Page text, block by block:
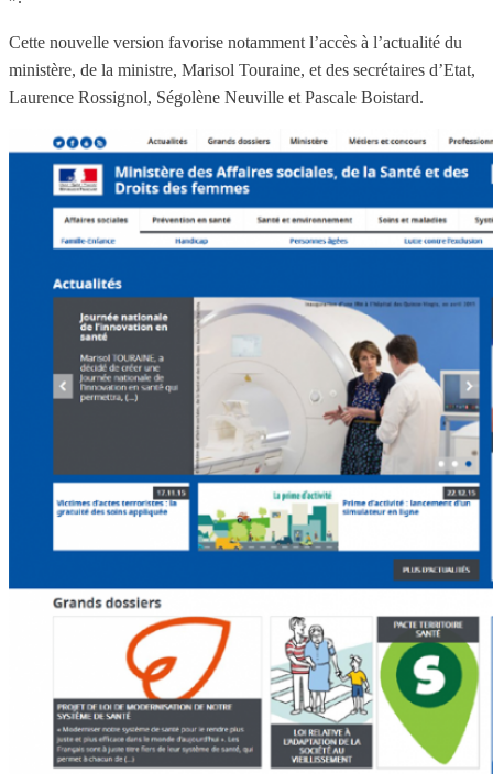
Cette nouvelle version favorise notamment l’accès à l’actualité du
ministère, de la ministre, Marisol Touraine, et des secrétaires d’Etat,
Laurence Rossignol, Ségolène Neuville et Pascale Boistard.